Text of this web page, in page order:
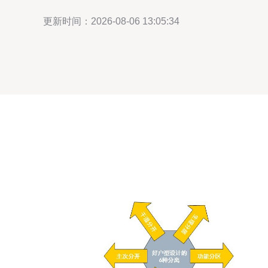
更新时间：2026-08-06 13:05:34